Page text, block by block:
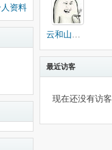
资料
云和山的彼端
最近访客
现在还没有访客